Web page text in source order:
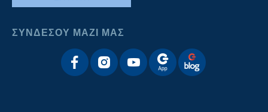
ΣΥΝΔΕΣΟΥ ΜΑΖΙ ΜΑΣ